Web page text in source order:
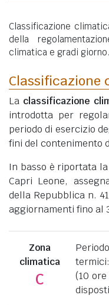
Classificazione
della
climatica e gradi giorno.
Classificazione
La classificazione
introdotta per
periodo di esercizio
fini del contenimento
In basso è riportata la
Capri Leone,
della Repubblica n.
aggiornamenti fino al
Zona
climatica
C
(10